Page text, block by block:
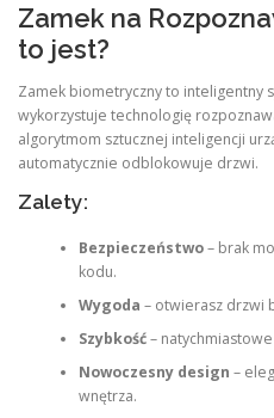
Zamek na
to jest?
Zamek biometryczny to inteligentny
wykorzystuje technologię
algorytmom sztucznej inteligencji
automatycznie odblokowuje drzwi.
Zalety:
Bezpieczeństwo– brak
kodu.
Wygoda – otwierasz drzwi
Szybkość–
Nowoczesny design –
wnętrza.